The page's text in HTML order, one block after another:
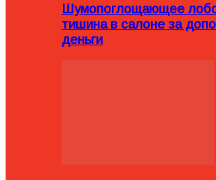
Шумопоглощающее
тишина в салоне за
деньги